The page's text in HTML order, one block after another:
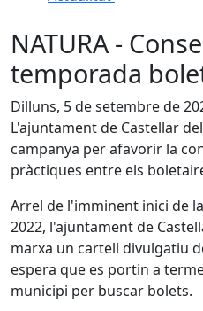
NATURA -
temporada
Dilluns, 5 de setembre de
L'ajuntament de Castellar
campanya per afavorir la
pràctiques entre els
Arrel de l'imminent inici de
2022, l'ajuntament de
marxa un cartell divulgatiu
espera que es portin a
municipi per buscar bolets.